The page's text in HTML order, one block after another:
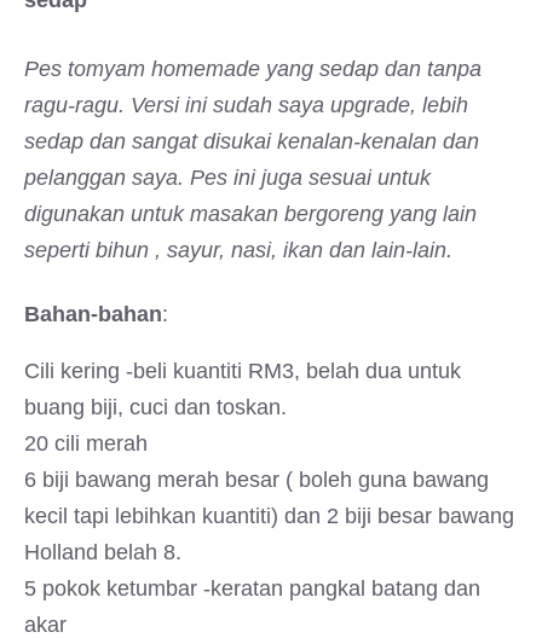
Pes tomyam homemade yang sedap dan tanpa
ragu-ragu. Versi ini sudah saya upgrade, lebih
sedap dan sangat disukai kenalan-kenalan dan
pelanggan saya. Pes ini juga sesuai untuk
digunakan untuk masakan bergoreng yang lain
seperti bihun , sayur, nasi, ikan dan lain-lain.
Bahan-bahan:
Cili kering -beli kuantiti RM3, belah dua untuk
buang biji, cuci dan toskan.
20 cili merah
6 biji bawang merah besar ( boleh guna bawang
kecil tapi lebihkan kuantiti) dan 2 biji besar bawang
Holland belah 8.
5 pokok ketumbar -keratan pangkal batang dan
akar